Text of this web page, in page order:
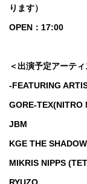
ります）
OPEN：17:00
＜出演予定アーティ
-FEATURING
GORE-TEX(NITRO
JBM
KGE THE
MIKRIS NIPPS